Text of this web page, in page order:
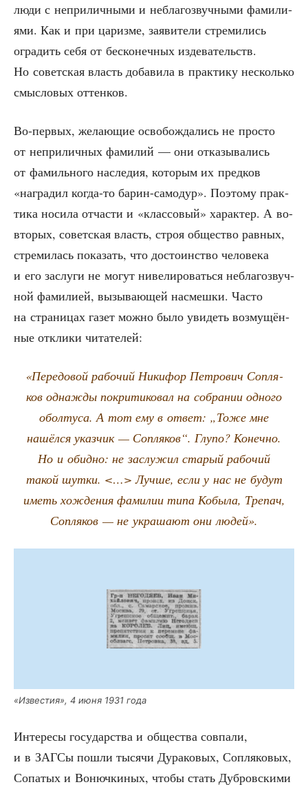
люди с непри­лич­ны­ми и небла­го­звуч­ны­ми фами­ли­
я­ми. Как и при цариз­ме, заяви­те­ли стре­ми­лись
огра­дить себя от бес­ко­неч­ных изде­ва­тельств.
Но совет­ская власть доба­ви­ла в прак­ти­ку несколь­ко
смыс­ло­вых оттенков.
Во-пер­вых, жела­ю­щие осво­бож­да­лись не про­сто
от непри­лич­ных фами­лий — они отка­зы­ва­лись
от фамиль­но­го насле­дия, кото­рым их пред­ков
«награ­дил когда-то барин-само­дур». Поэто­му прак­
ти­ка носи­ла отча­сти и «клас­со­вый» харак­тер. А во-
вто­рых, совет­ская власть, строя обще­ство рав­ных,
стре­ми­лась пока­зать, что досто­ин­ство чело­ве­ка
и его заслу­ги не могут ниве­ли­ро­вать­ся небла­го­звуч­
ной фами­ли­ей, вызы­ва­ю­щей насмеш­ки. Часто
на стра­ни­цах газет мож­но было уви­деть воз­му­щён­
ные откли­ки читателей:
«Пере­до­вой рабо­чий Ники­фор Пет­ро­вич Соп­ля­
ков одна­жды покри­ти­ко­вал на собра­нии одно­го
обол­ту­са. А тот ему в ответ: „Тоже мне
нашёл­ся указ­чик — Соп­ля­ков“. Глу­по? Конеч­но.
Но и обид­но: не заслу­жил ста­рый рабо­чий
такой шут­ки. <…> Луч­ше, если у нас не будут
иметь хож­де­ния фами­лии типа Кобы­ла, Тре­пач,
Соп­ля­ков — не укра­ша­ют они людей».
«Изве­стия», 4 июня 1931 года
Инте­ре­сы госу­дар­ства и обще­ства сов­па­ли,
и в ЗАГСы пошли тыся­чи Дура­ко­вых, Соп­ля­ко­вых,
Сопа­тых и Вонюч­ки­ных, что­бы стать Дуб­ров­ски­ми